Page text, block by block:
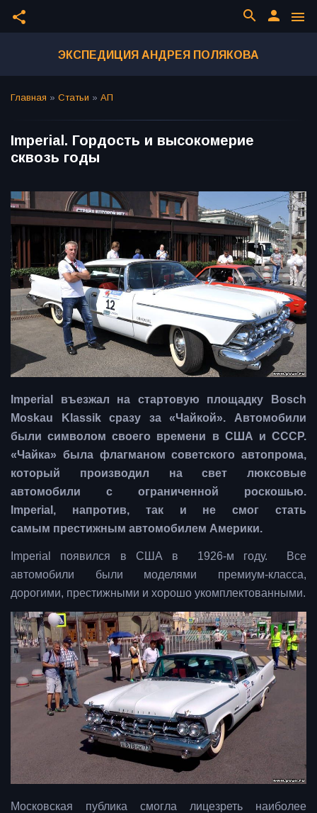
share menu
person
search
ЭКСПЕДИЦИЯ АНДРЕЯ ПОЛЯКОВА
Главная » Статьи » АП
Imperial. Гордость и высокомерие
сквозь годы
Imperial въезжал на стартовую площадку Bosch
Moskau Klassik сразу за «Чайкой». Автомобили
были символом своего времени в США и СССР.
«Чайка» была флагманом советского автопрома,
который производил на свет люксовые
автомобили с ограниченной роскошью.
Imperial, напротив, так и не смог стать
самым престижным автомобилем Америки.
Imperial появился в США в 1926-м году. Все
автомобили были моделями премиум-класса,
дорогими, престижными и хорошо укомплектованными.
Московская публика смогла лицезреть наиболее